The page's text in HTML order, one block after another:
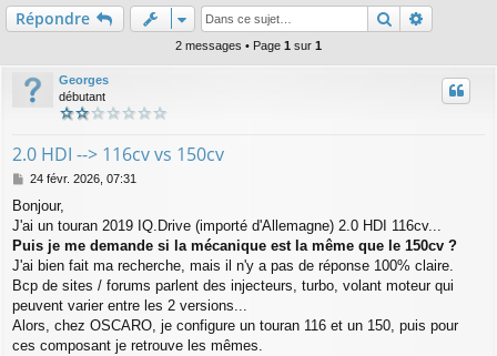
de
c
Répondre Rechercher
2 messages • Page 1 sur 1
Georges
débutant
2.0 HDI --> 116cv vs 150cv
M
s
s
a
g
24 févr. 2026, 07:31
Bonjour,
J'ai un touran 2019 IQ.Drive (importé d'Allemagne) 2.0 HDI 116cv...
Puis je me demande si la mécanique est la même que le 150cv ?
J'ai bien fait ma recherche, mais il n'y a pas de réponse 100% claire.
Bcp de sites / forums parlent des injecteurs, turbo, volant moteur qui
peuvent varier entre les 2 versions...
Alors, chez OSCARO, je configure un touran 116 et un 150, puis pour
ces composant je retrouve les mêmes.